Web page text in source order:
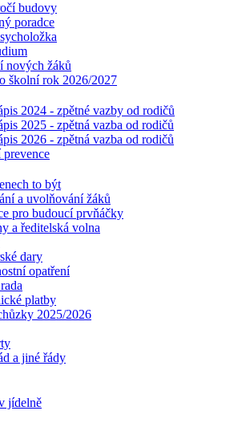
budovy
poradce
nových žáků
školní rok 2026/2027
2024 - zpětné vazby od rodičů
2025 - zpětná vazba od rodičů
2026 - zpětná vazba od rodičů
to být
a uvolňování žáků
pro budoucí prvňáčky
a ředitelská volna
dary
opatření
platby
2025/2026
a jiné řády
jídelně